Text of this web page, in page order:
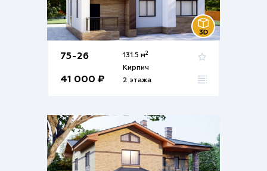
75-26
41 000 ₽
131.5 м2
Кирпич
2 этажа